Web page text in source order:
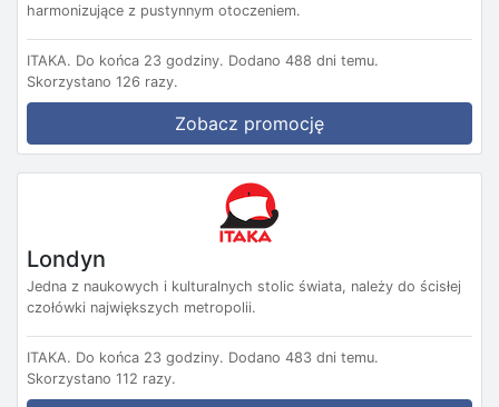
harmonizujące z pustynnym otoczeniem.
ITAKA. Do końca 23 godziny. Dodano 488 dni temu.
Skorzystano 126 razy.
Zobacz promocję
Londyn
Jedna z naukowych i kulturalnych stolic świata, należy do ścisłej
czołówki największych metropolii.
ITAKA. Do końca 23 godziny. Dodano 483 dni temu.
Skorzystano 112 razy.